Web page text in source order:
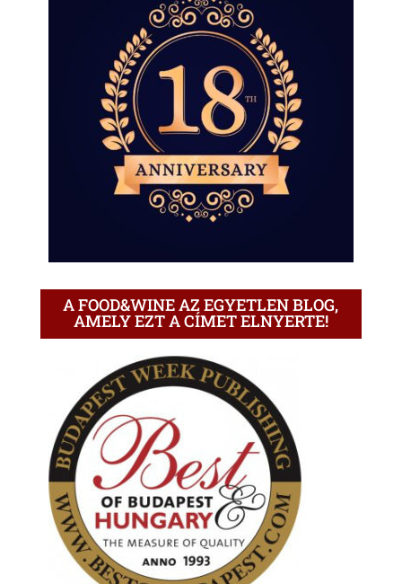
A FOOD&WINE AZ EGYETLEN BLOG,
AMELY EZT A CÍMET ELNYERTE!